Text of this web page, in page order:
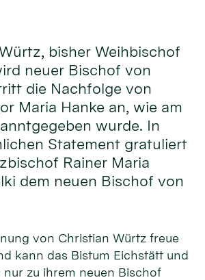
bisher Weihbischof
neuer Bischof von
die Nachfolge von
Maria Hanke an, wie am
wurde. In
Statement gratuliert
Rainer Maria
dem neuen Bischof von
von Christian Würtz freue
kann das Bistum Eichstätt und
nur zu ihrem neuen Bischof